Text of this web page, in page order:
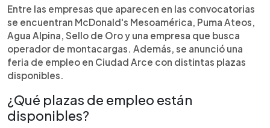
áreas de servicio, cocina, reparto, combustible,
logística, producción, ventas y recursos humanos.
Cada publicación detalla los requisitos, beneficios
y canales para enviar el currículum, ya sea por
correo electrónico, WhatsApp o mediante un sitio
web habilitado para recibir las postulaciones.
Entre las empresas que aparecen en las convocatorias
se encuentran McDonald's Mesoamérica, Puma Ateos,
Agua Alpina, Sello de Oro y una empresa que busca
operador de montacargas. Además, se anunció una
feria de empleo en Ciudad Arce con distintas plazas
disponibles.
¿Qué plazas de empleo están
disponibles?